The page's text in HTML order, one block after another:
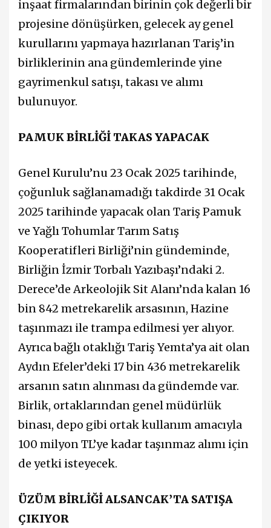
inşaat firmalarından birinin çok değerli bir
projesine dönüşürken, gelecek ay genel
kurullarını yapmaya hazırlanan Tariş’in
birliklerinin ana gündemlerinde yine
gayrimenkul satışı, takası ve alımı
bulunuyor.
PAMUK BİRLİĞİ TAKAS YAPACAK
Genel Kurulu’nu 23 Ocak 2025 tarihinde,
çoğunluk sağlanamadığı takdirde 31 Ocak
2025 tarihinde yapacak olan Tariş Pamuk
ve Yağlı Tohumlar Tarım Satış
Kooperatifleri Birliği’nin gündeminde,
Birliğin İzmir Torbalı Yazıbaşı’ndaki 2.
Derece’de Arkeolojik Sit Alanı’nda kalan 16
bin 842 metrekarelik arsasının, Hazine
taşınmazı ile trampa edilmesi yer alıyor.
Ayrıca bağlı otaklığı Tariş Yemta’ya ait olan
Aydın Efeler’deki 17 bin 436 metrekarelik
arsanın satın alınması da gündemde var.
Birlik, ortaklarından genel müdürlük
binası, depo gibi ortak kullanım amacıyla
100 milyon TL’ye kadar taşınmaz alımı için
de yetki isteyecek.
ÜZÜM BİRLİĞİ ALSANCAK’TA SATIŞA
ÇIKIYOR